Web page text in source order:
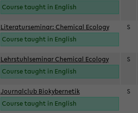
Course taught in English
Literaturseminar: Chemical Ecology
Course taught in English
S
Lehrstuhlseminar Chemical Ecology
Course taught in English
S
Journalclub Biokybernetik
Course taught in English
S